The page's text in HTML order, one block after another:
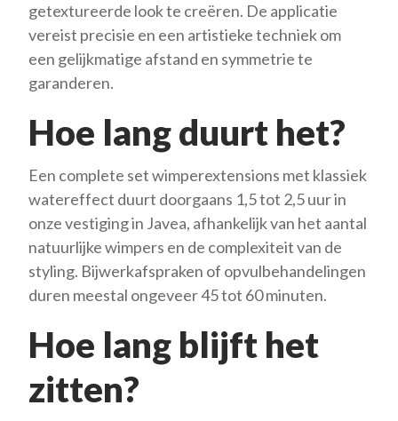
getextureerde look te creëren. De applicatie
vereist precisie en een artistieke techniek om
een ​​gelijkmatige afstand en symmetrie te
garanderen.
Hoe lang duurt het?
Een complete set wimperextensions met klassiek
watereffect duurt doorgaans 1,5 tot 2,5 uur in
onze vestiging in Javea, afhankelijk van het aantal
natuurlijke wimpers en de complexiteit van de
styling. Bijwerkafspraken of opvulbehandelingen
duren meestal ongeveer 45 tot 60 minuten.
Hoe lang blijft het
zitten?